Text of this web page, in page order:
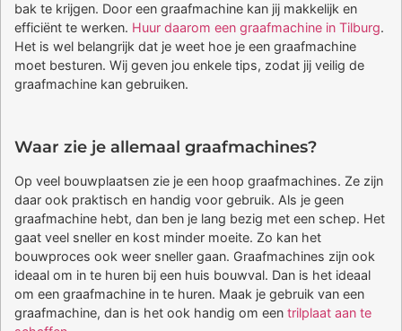
bak te krijgen. Door een graafmachine kan jij makkelijk en
efficiënt te werken. Huur daarom een graafmachine in Tilburg.
Het is wel belangrijk dat je weet hoe je een graafmachine
moet besturen. Wij geven jou enkele tips, zodat jij veilig de
graafmachine kan gebruiken.
Waar zie je allemaal graafmachines?
Op veel bouwplaatsen zie je een hoop graafmachines. Ze zijn
daar ook praktisch en handig voor gebruik. Als je geen
graafmachine hebt, dan ben je lang bezig met een schep. Het
gaat veel sneller en kost minder moeite. Zo kan het
bouwproces ook weer sneller gaan. Graafmachines zijn ook
ideaal om in te huren bij een huis bouwval. Dan is het ideaal
om een graafmachine in te huren. Maak je gebruik van een
graafmachine, dan is het ook handig om een trilplaat aan te